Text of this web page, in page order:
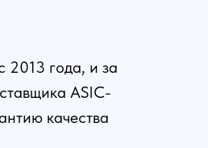
2013 года, и за
ASIC-
качества